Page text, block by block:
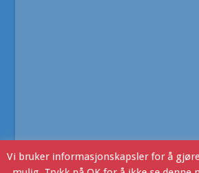
Vi bruker informasjonskapsler for å